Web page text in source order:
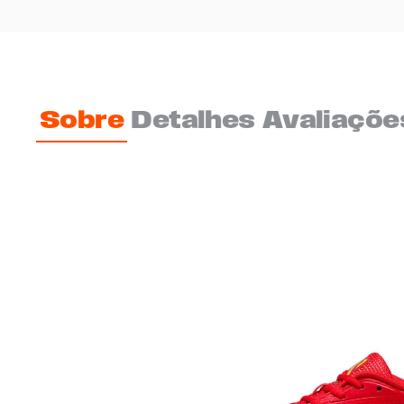
Sobre Detalhes